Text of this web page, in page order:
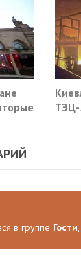
ТЭЦ-
в группе Гости